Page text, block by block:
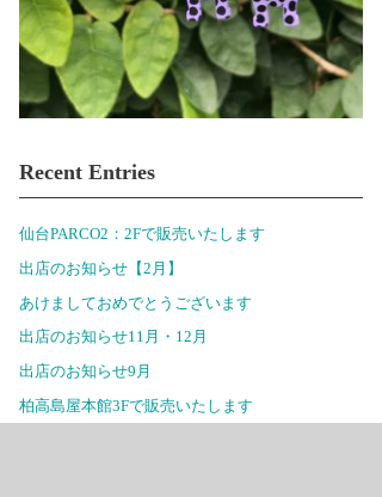
Recent Entries
仙台PARCO2：2Fで販売いたします
出店のお知らせ【2月】
あけましておめでとうございます
出店のお知らせ11月・12月
出店のお知らせ9月
柏高島屋本館3Fで販売いたします